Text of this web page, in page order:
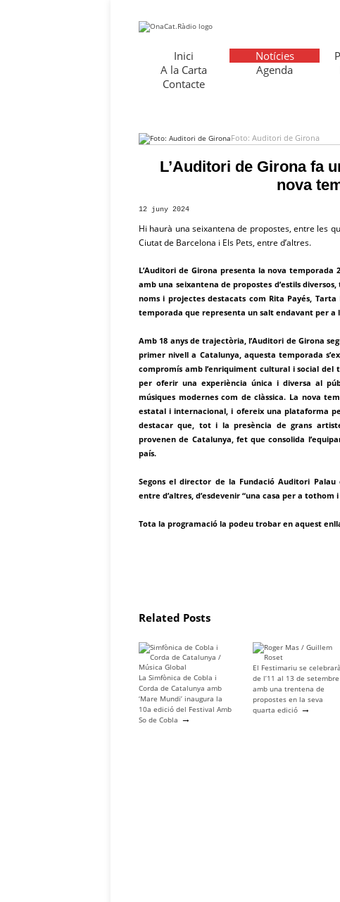
Inici Notícies
A la Carta
Agenda
Contacte
Foto: Auditori de Girona
L’Auditori de Girona fa
nova
12 juny 2024
Hi haurà una seixantena de propostes, entre les
Ciutat de Barcelona i Els Pets, entre d’altres.
L’Auditori de Girona presenta la nova temporada
amb una seixantena de propostes d’estils
noms i projectes destacats com Rita Payés,
temporada que representa un salt endavant per a
Amb 18 anys de trajectòria, l’Auditori de Girona
primer nivell a Catalunya, aquesta temporada
compromís amb l’enriquiment cultural i social
per oferir una experiència única i diversa al
músiques modernes com de clàssica. La nova
estatal i internacional, i ofereix una plataforma
destacar que, tot i la presència de grans
provenen de Catalunya, fet que consolida
país.
Segons el director de la Fundació Auditori Palau
entre d’altres, d’esdevenir “una casa per a
Tota la programació la podeu trobar en aquest
Related Posts
La Simfònica de Cobla i
Corda de Catalunya amb
‘Mare Mundi’ inaugura la
10a edició del Festival Amb
So de Cobla →
El Festimariu se celebrarà
de l’11 al 13 de setembre
amb una trentena de
propostes en la seva
quarta edició →